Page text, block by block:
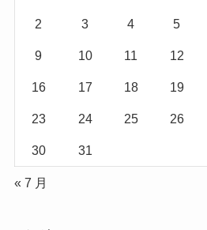
2 3 4 5
9 10 11 12
16 17 18 19
23 24 25 26
30 31
« 7 月